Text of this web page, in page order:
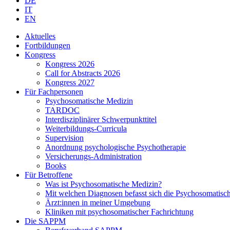
IT
EN
Aktuelles
Fortbildungen
Kongress
Kongress 2026
Call for Abstracts 2026
Kongress 2027
Für Fachpersonen
Psychosomatische Medizin
TARDOC
Interdisziplinärer Schwerpunkttitel
Weiterbildungs-Curricula
Supervision
Anordnung psychologische Psychotherapie
Versicherungs-Administration
Books
Für Betroffene
Was ist Psychosomatische Medizin?
Mit welchen Diagnosen befasst sich die
Ärzt:innen in meiner Umgebung
Kliniken mit psychosomatischer Fachrichtung
Die SAPPM